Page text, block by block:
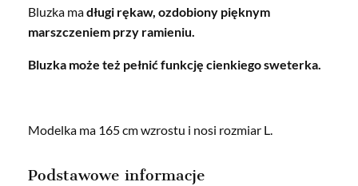
Bluzka madługi rękaw, ozdobiony pięknym
marszczeniem przy ramieniu.
Bluzka może też pełnić funkcję cienkiego sweterka.
Modelka ma 165 cm wzrostu i nosi rozmiar L.
Podstawowe informacje